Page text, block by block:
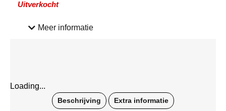
Uitverkocht
Meer informatie
Loading...
Beschrijving Extra informatie